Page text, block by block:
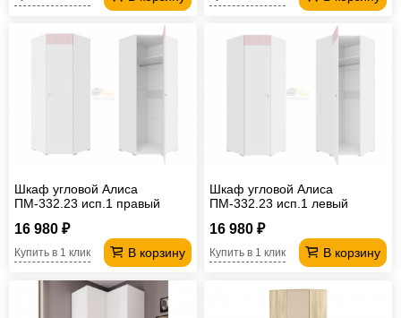
Шкаф угловой Алиса
ПМ-332.23 исп.1 правый
16 980 ₽
В корзину
Купить в 1 клик
Шкаф угловой Алиса
ПМ-332.23 исп.1 левый
16 980 ₽
В корзину
Купить в 1 клик